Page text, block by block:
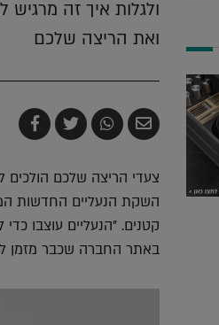
ולגלות איך זה
ואת הריצה שלכם
שלח
בדואר
שתף
ב-
צייץ
ב-
שתף
ב-
צעדי הריצה שלכם הולכים
קטנים. "הנעליים עוצבו
באתר החברה שכבר מזמן